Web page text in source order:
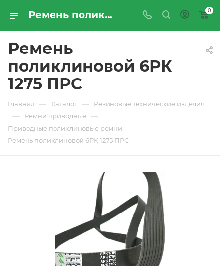
Ремень поликлиновой 6РК 1275 ПРС - купить по цене производителя с доставкой по Москве и России | ПРОМРЕСУРССЕРВИС 0
Ремень
поликлиновой 6РК
1275 ПРС
Главная — Каталог — Резиновые технические изделия
— Ремни приводные —
Приводные поликлиновые ремни —
Ремень поликлиновой 6РК 1275 ПРС